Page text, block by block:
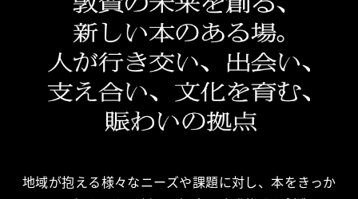
地域が抱える様々なニーズや課題に対し、本をきっか